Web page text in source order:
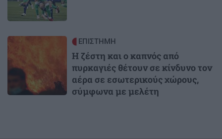
ΕΠΙΣΤΗΜΗ
Η ζέστη και ο καπνός από
πυρκαγιές θέτουν σε κίνδυνο τον
αέρα σε εσωτερικούς χώρους,
σύμφωνα με μελέτη